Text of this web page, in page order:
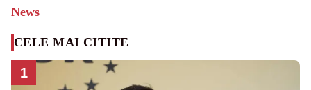
News
CELE MAI CITITE
1